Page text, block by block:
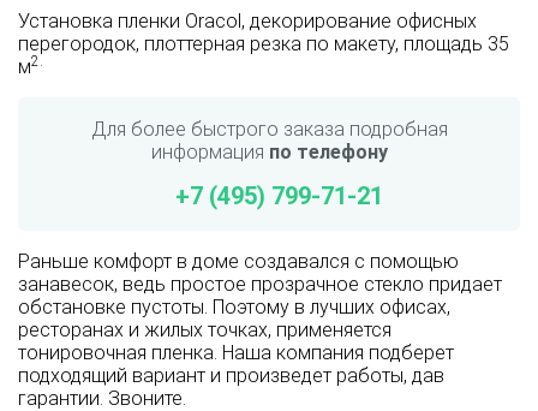
Установка пленки Oracol, декорирование офисных
перегородок, плоттерная резка по макету, площадь 35
м2.
Для более быстрого заказа подробная
информация по телефону
+7 (495) 799-71-21
Раньше комфорт в доме создавался с помощью
занавесок, ведь простое прозрачное стекло придает
обстановке пустоты. Поэтому в лучших офисах,
ресторанах и жилых точках, применяется
тонировочная пленка. Наша компания подберет
подходящий вариант и произведет работы, дав
гарантии. Звоните.